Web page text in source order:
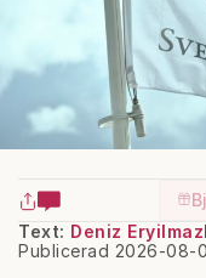
Text: Deniz Eryilmaz
Publicerad 2026-08-